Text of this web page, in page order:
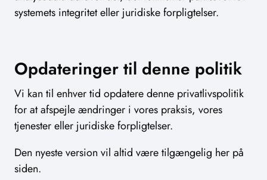
systemets integritet eller juridiske forpligtelser.
Opdateringer til denne politik
Vi kan til enhver tid opdatere denne privatlivspolitik
for at afspejle ændringer i vores praksis, vores
tjenester eller juridiske forpligtelser.
Den nyeste version vil altid være tilgængelig her på
siden.